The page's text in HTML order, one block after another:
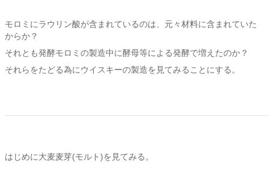
モロミにラウリン酸が含まれているのは、元々材料に含まれていた
からか？
それとも発酵モロミの製造中に酵母等による発酵で増えたのか？
それらをたどる為にウイスキーの製造を見てみることにする。
はじめに大麦麦芽(モルト)を見てみる。